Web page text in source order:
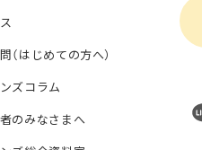
（はじめての方へ）
ズコラム
のみなさまへ